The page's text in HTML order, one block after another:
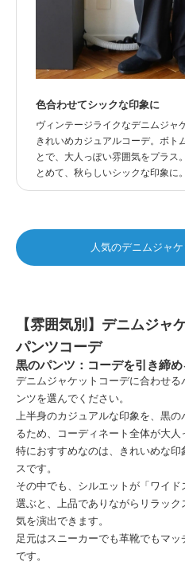
色合わせてシックな印象に
ヴィンテージライクなデニムジャ
きれいめカジュアルコーデ。ボト
とで、大人っぽい雰囲気をプラス
とめて、秋らしいシックな印象に。
人気のデニムジャ
【雰囲気別】デニムジャ
パンツコーデ
黒のパンツ：コーデを引き締
デニムジャケットコーデに合わせ
ンツを選んでください。
上半身のカジュアルな印象を、黒
るため、コーディネート全体が大人
特におすすめなのは、きれいめな
スです。
その中でも、シルエットが「ワイ
選ぶと、上品でありながらリラッ
気を演出できます。
足元はスニーカーでも革靴でもマ
です。